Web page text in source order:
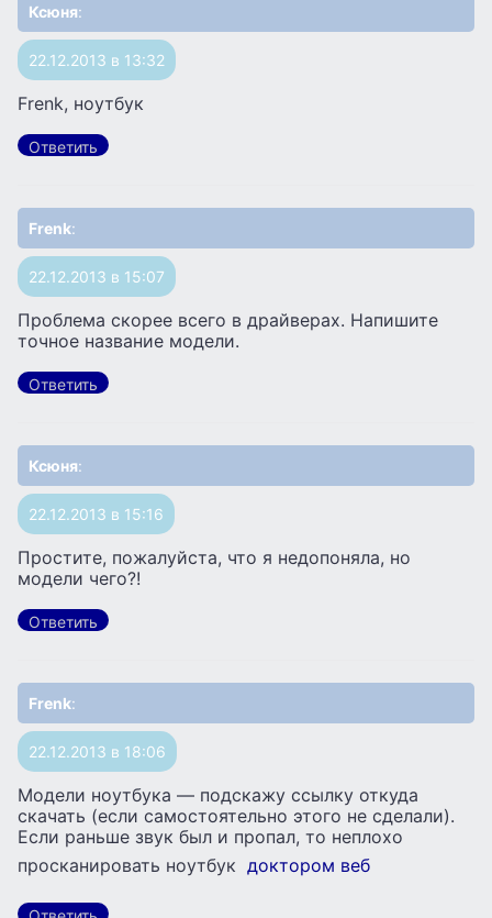
Ксюня:
22.12.2013 в 13:32
Frenk, ноутбук
Ответить
Frenk:
22.12.2013 в 15:07
Проблема скорее всего в драйверах. Напишите
точное название модели.
Ответить
Ксюня:
22.12.2013 в 15:16
Простите, пожалуйста, что я недопоняла, но
модели чего?!
Ответить
Frenk:
22.12.2013 в 18:06
Модели ноутбука — подскажу ссылку откуда
скачать (если самостоятельно этого не сделали).
Если раньше звук был и пропал, то неплохо
просканировать ноутбук доктором веб